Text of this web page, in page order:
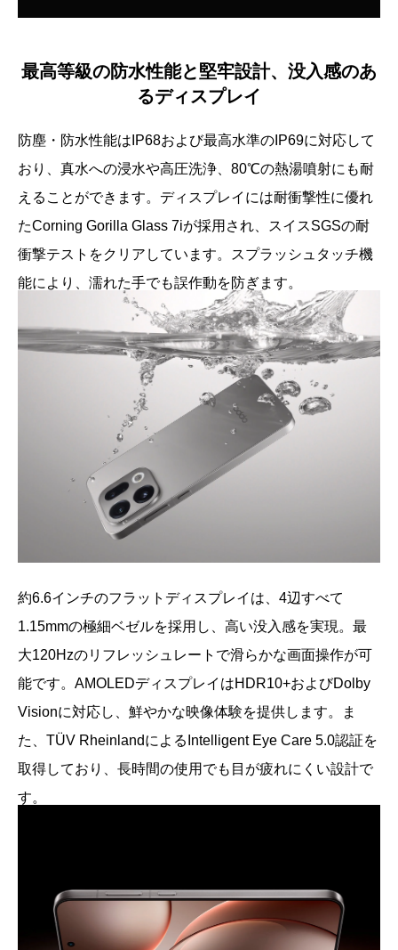
最高等級の防水性能と堅牢設計、没入感のあ
るディスプレイ
防塵・防水性能はIP68および最高水準のIP69に対応して
おり、真水への浸水や高圧洗浄、80℃の熱湯噴射にも耐
えることができます。ディスプレイには耐衝撃性に優れ
たCorning Gorilla Glass 7iが採用され、スイスSGSの耐
衝撃テストをクリアしています。スプラッシュタッチ機
能により、濡れた手でも誤作動を防ぎます。
約6.6インチのフラットディスプレイは、4辺すべて
1.15mmの極細ベゼルを採用し、高い没入感を実現。最
大120Hzのリフレッシュレートで滑らかな画面操作が可
能です。AMOLEDディスプレイはHDR10+およびDolby
Visionに対応し、鮮やかな映像体験を提供します。ま
た、TÜV RheinlandによるIntelligent Eye Care 5.0認証を
取得しており、長時間の使用でも目が疲れにくい設計で
す。